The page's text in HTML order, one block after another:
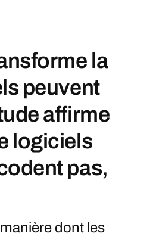
la
peuvent
affirme
logiciels
pas,
dont les